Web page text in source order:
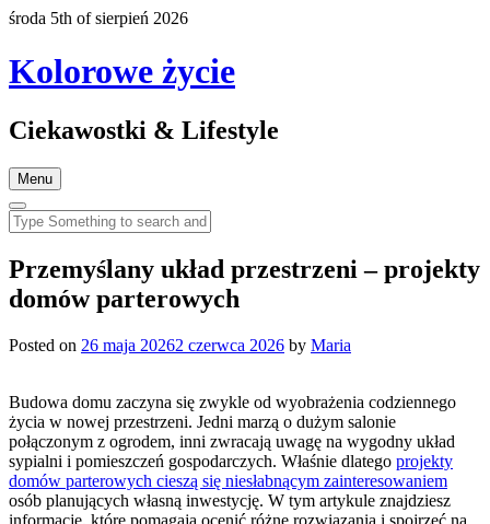
środa 5th of sierpień 2026
Kolorowe życie
Ciekawostki & Lifestyle
Menu
Przemyślany układ przestrzeni – projekty
domów parterowych
Posted on 26 maja 20262 czerwca 2026 by Maria
Budowa domu zaczyna się zwykle od wyobrażenia codziennego
życia w nowej przestrzeni. Jedni marzą o dużym salonie
połączonym z ogrodem, inni zwracają uwagę na wygodny układ
sypialni i pomieszczeń gospodarczych. Właśnie dlatego projekty
domów parterowych cieszą się niesłabnącym zainteresowaniem
osób planujących własną inwestycję. W tym artykule znajdziesz
informacje, które pomagają ocenić różne rozwiązania i spojrzeć na